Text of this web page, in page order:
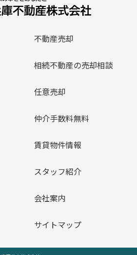
不動産売却
相続不動産の売却相談
任意売却
仲介手数料無料
賃貸物件情報
スタッフ紹介
会社案内
サイトマップ